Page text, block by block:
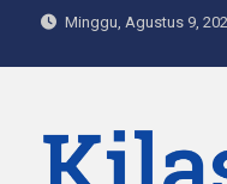
content
Minggu, Agustus 9,